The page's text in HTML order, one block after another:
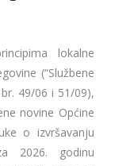
lokalne
(“Službene
49/06 i 51/09),
novine Općine
o izvršavanju
2026. godinu